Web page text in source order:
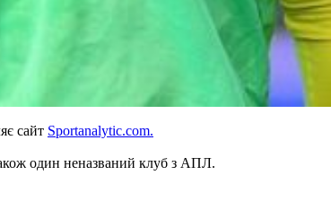
сайт Sportanalytic.com.
один неназваний клуб з АПЛ.